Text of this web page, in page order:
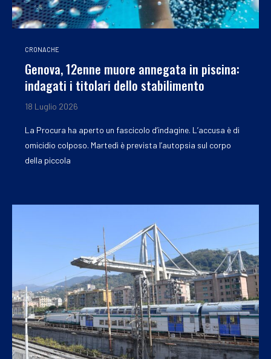
CRONACHE
Genova, 12enne muore annegata in piscina:
indagati i titolari dello stabilimento
18 Luglio 2026
La Procura ha aperto un fascicolo d’indagine. L’accusa è di
omicidio colposo. Martedì è prevista l’autopsia sul corpo
della piccola